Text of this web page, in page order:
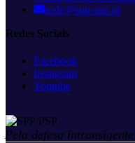
sede@spp-psp.pt
Redes Sociais
Facebook
Instagram
Youtube
Pela defesa